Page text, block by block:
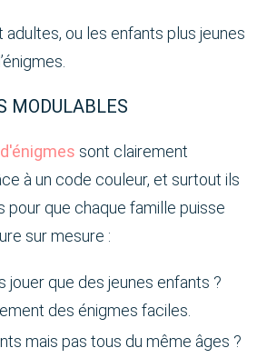
adultes, ou les enfants plus jeunes
MODULABLES
sont clairement
à un code couleur, et surtout ils
pour que chaque famille puisse
sur mesure :
jouer que des jeunes enfants ?
des énigmes faciles.
mais pas tous du même âges ?